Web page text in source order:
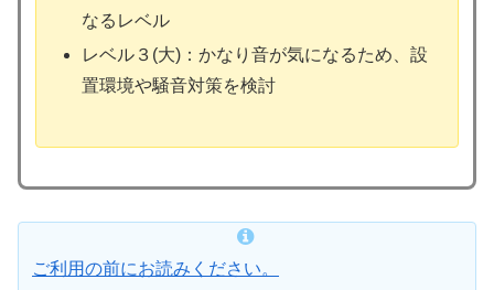
なるレベル
レベル３(大)：かなり音が気になるため、設
置環境や騒音対策を検討
ご利用の前にお読みください。